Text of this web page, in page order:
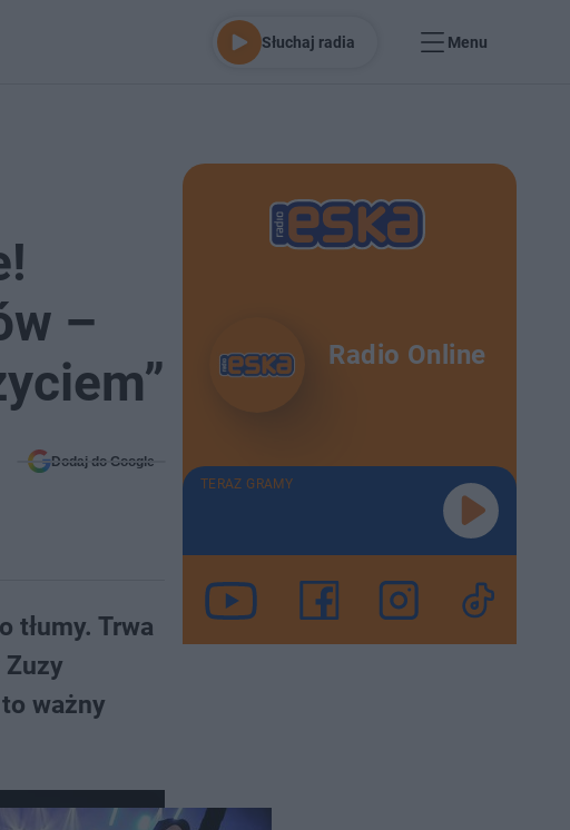
Słuchaj radia Menu
–
Dodaj do Google
tłumy. Trwa
Zuzy
ważny
Radio Online
TERAZ GRAMY